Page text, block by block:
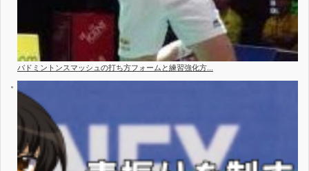
バドミントンスマッシュの打ち方フォームと練習強化方...